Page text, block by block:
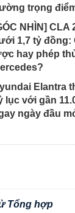
trọng
NHÌN] CLA
1,7 tỷ đồng:
hay phép
Elantra
lục với gần
ngày đầu
Tổng hợp